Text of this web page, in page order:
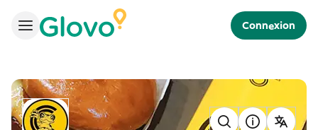
Connexion